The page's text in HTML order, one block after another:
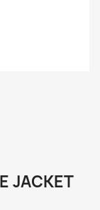
JACKET